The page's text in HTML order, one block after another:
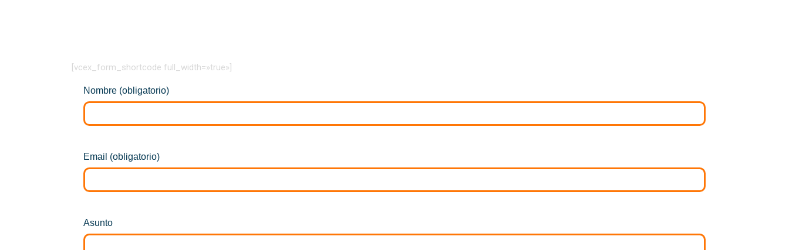
[vcex_form_shortcode full_width=»true»]
Nombre (obligatorio)
Email (obligatorio)
Asunto